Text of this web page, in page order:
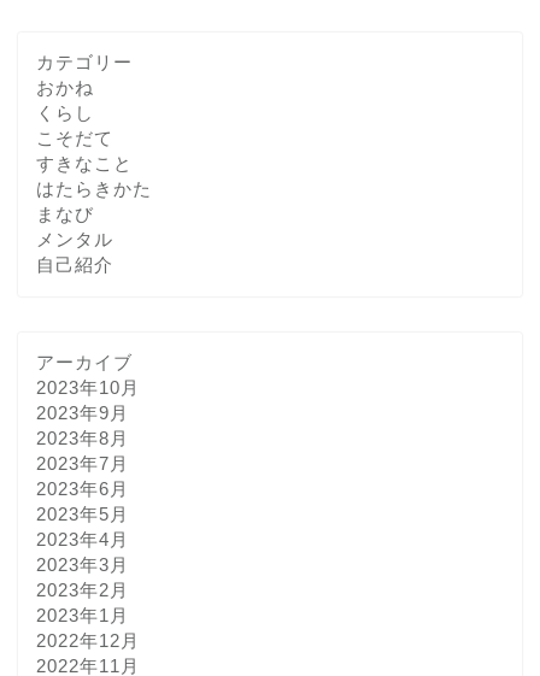
カテゴリー
おかね
くらし
こそだて
すきなこと
はたらきかた
まなび
メンタル
自己紹介
アーカイブ
2023年10月
2023年9月
2023年8月
2023年7月
2023年6月
2023年5月
2023年4月
2023年3月
2023年2月
2023年1月
2022年12月
2022年11月